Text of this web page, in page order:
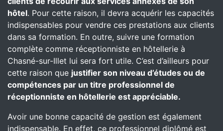
hôtel. Pour cette raison, il devra acquérir les capacités
indispensables pour vendre ces prestations aux clients
dans sa formation. En outre, suivre une formation
complète comme réceptionniste en hôtellerie à
Chasné-sur-Illet lui sera fort utile. C’est d’ailleurs pour
cette raison que justifier son niveau d’études ou de
compétences par un titre professionnel de
réceptionniste en hôtellerie est appréciable.
Avoir une bonne capacité de gestion est également
indispensable. En effet, ce professionnel diplômé est